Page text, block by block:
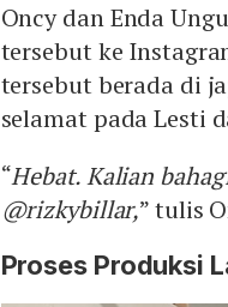
Oncy dan Enda
tersebut ke
tersebut berada di
selamat pada Lesti
“Hebat. Kalian
@rizkybillar,” tulis
Proses Produksi